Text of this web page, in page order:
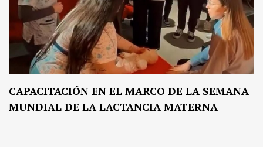
CAPACITACIÓN EN EL MARCO DE LA SEMANA
MUNDIAL DE LA LACTANCIA MATERNA